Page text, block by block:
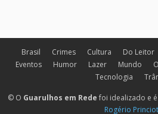
Brasil Crimes Cultura Do Leitor
Eventos
Humor Lazer Mundo
Tecnologia
© O Guarulhos em Rede foi idealizado e
Rogério